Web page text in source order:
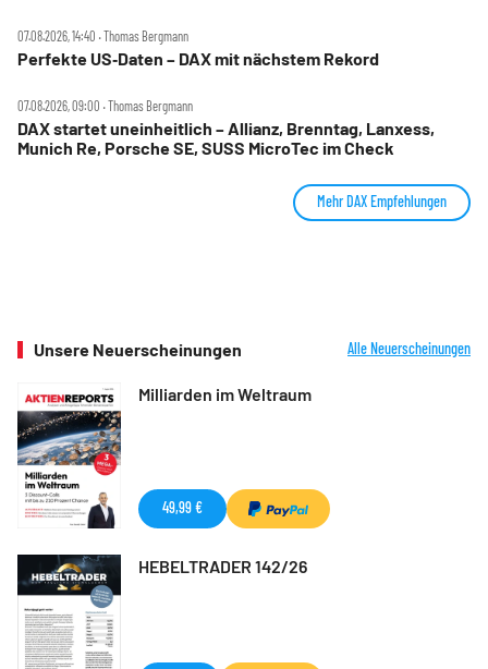
07.08.2026, 14:40 ‧ Thomas Bergmann
Perfekte US‑Daten – DAX mit nächstem Rekord
07.08.2026, 09:00 ‧ Thomas Bergmann
DAX startet uneinheitlich – Allianz, Brenntag, Lanxess,
Munich Re, Porsche SE, SUSS MicroTec im Check
Mehr DAX Empfehlungen
Unsere Neuerscheinungen Alle Neuerscheinungen
Milliarden im Weltraum
49,99 €
HEBELTRADER 142/26